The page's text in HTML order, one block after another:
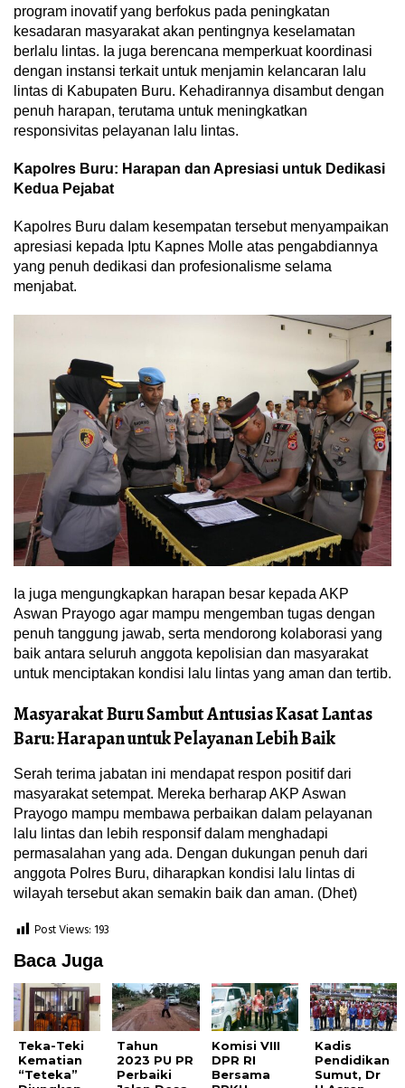
program inovatif yang berfokus pada peningkatan
kesadaran masyarakat akan pentingnya keselamatan
berlalu lintas. Ia juga berencana memperkuat koordinasi
dengan instansi terkait untuk menjamin kelancaran lalu
lintas di Kabupaten Buru. Kehadirannya disambut dengan
penuh harapan, terutama untuk meningkatkan
responsivitas pelayanan lalu lintas.
Kapolres Buru: Harapan dan Apresiasi untuk Dedikasi
Kedua Pejabat
Kapolres Buru dalam kesempatan tersebut menyampaikan
apresiasi kepada Iptu Kapnes Molle atas pengabdiannya
yang penuh dedikasi dan profesionalisme selama
menjabat.
Ia juga mengungkapkan harapan besar kepada AKP
Aswan Prayogo agar mampu mengemban tugas dengan
penuh tanggung jawab, serta mendorong kolaborasi yang
baik antara seluruh anggota kepolisian dan masyarakat
untuk menciptakan kondisi lalu lintas yang aman dan tertib.
Masyarakat Buru Sambut Antusias Kasat Lantas
Baru: Harapan untuk Pelayanan Lebih Baik
Serah terima jabatan ini mendapat respon positif dari
masyarakat setempat. Mereka berharap AKP Aswan
Prayogo mampu membawa perbaikan dalam pelayanan
lalu lintas dan lebih responsif dalam menghadapi
permasalahan yang ada. Dengan dukungan penuh dari
anggota Polres Buru, diharapkan kondisi lalu lintas di
wilayah tersebut akan semakin baik dan aman. (Dhet)
Post Views: 193
Baca Juga
Teka-Teki
Kematian
“Teteka”
Tahun
2023 PU PR
Perbaiki
Komisi VIII
DPR RI
Bersama
Kadis
Pendidikan
Sumut, Dr